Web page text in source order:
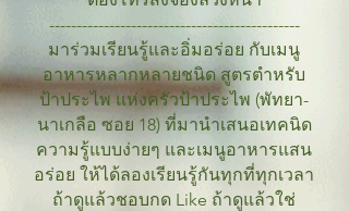
----------------------------------------------
มาร่วมเรียนรู้และอิ่มอร่อย กับเมนู
อาหารหลากหลายชนิด สูตรตำหรับ
ป้าประไพ แห่งครัวป้าประไพ (พัทยา-
นาเกลือ ซอย 18) ที่มานำเสนอเทคนิด
ความรู้แบบง่ายๆ และเมนูอาหารแสน
อร่อย ให้ได้ลองเรียนรู้กันทุกที่ทุกเวลา
ถ้าดูแล้วชอบกด Like ถ้าดูแล้วใช่